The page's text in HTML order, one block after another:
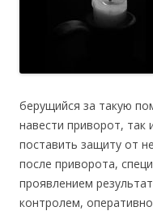
берущийся за такую
навести приворот, так
поставить защиту от
после приворота,
проявлением
контролем,